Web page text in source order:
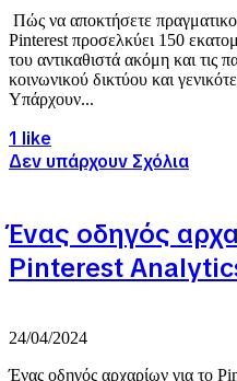
Πώς να αποκτήσετε
Pinterest προσελκύει 150
του αντικαθιστά ακόμη και τις
κοινωνικού δικτύου και
Υπάρχουν...
1 like
Δεν υπάρχουν Σχόλια
Ένας οδηγός
Pinterest
24/04/2024
Ένας οδηγός αρχαρίων για το